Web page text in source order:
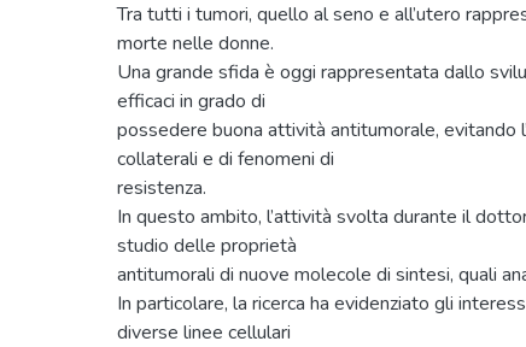
Tra tutti i tumori, quello al seno e all’utero
morte nelle donne.
Una grande sfida è oggi rappresentata dallo
efficaci in grado di
possedere buona attività antitumorale, evitando
collaterali e di fenomeni di
resistenza.
In questo ambito, l’attività svolta durante il
studio delle proprietà
antitumorali di nuove molecole di sintesi, quali
In particolare, la ricerca ha evidenziato gli
diverse linee cellulari